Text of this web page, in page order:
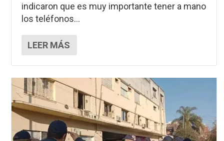
indicaron que es muy importante tener a mano
los teléfonos...
LEER MÁS